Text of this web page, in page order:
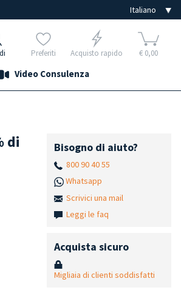
Preferiti Acquisto rapido € 0,00
Video Consulenza
di
Bisogno di aiuto?
800 90 40 55
Whatsapp
Scrivici una mail
Leggi le faq
Acquista sicuro
Migliaia di clienti soddisfatti